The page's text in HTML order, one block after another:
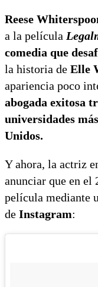
Reese
a la película
comedia que
la historia de Elle
apariencia poco
abogada exitosa
universidades
Unidos.
Y ahora, la actriz
anunciar que en el
película mediante
de Instagram: